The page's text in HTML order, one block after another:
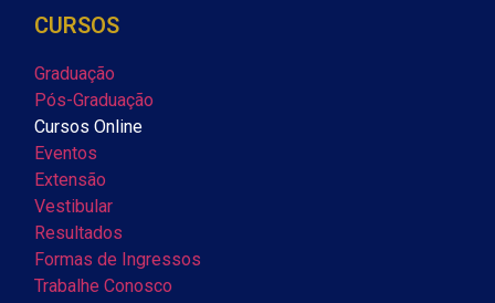
CURSOS
Graduação
Pós-Graduação
Cursos Online
Eventos
Extensão
Vestibular
Resultados
Formas de Ingressos
Trabalhe Conosco